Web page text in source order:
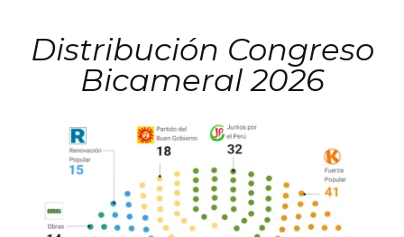
Distribución Congreso
Bicameral 2026